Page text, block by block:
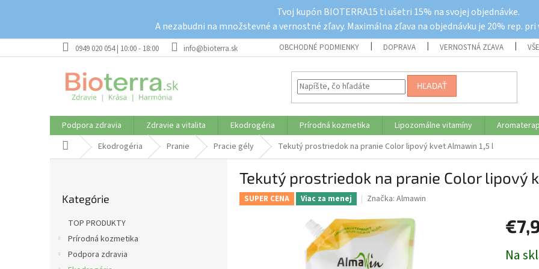
Tvoj kupón BIOTERRA15 ti ušetri 15% na svojej objednávke.
A nezabudni na množstevné a vernostné zľavy. Maximálna zľava na objednávku je 20% rep. pri
0949 020 054 | 10:00 - 18:00 info@bioterra.sk OBCHODNÉ PODMIENKY DOPRAVA VERNOSTNÁ ZĽAVA
HĽADAŤ
Podpora zdravia Zdravie a vitalita Ekodrogéria Prírodná kozmetika Lipozomálne vitamíny
DomovEkodrogéria Pranie Pracie gély Tekutý prostriedok na pranie Color lipový kvet Almawin 1,5 l
kategórie
Kategórie
TOP PRODUKTY
Prírodná kozmetika
Podpora zdravia
Tekutý prostriedok na pranie Color lipový
SUPER CENA Viac za menej Značka: Almawin
cena:
Na